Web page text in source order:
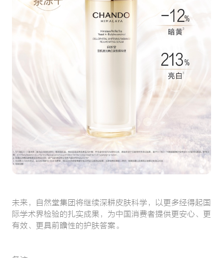
未来，自然堂集团将继续深耕皮肤科学，以更多经得起国
际学术界检验的扎实成果，为中国消费者提供更安心、更
有效、更具前瞻性的护肤答案。